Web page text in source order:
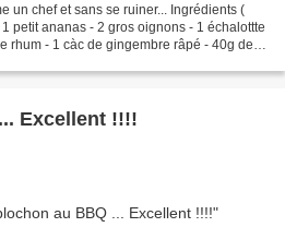
un chef et sans se ruiner... Ingrédients (
petit ananas - 2 gros oignons - 1 échalottte
rhum - 1 càc de gingembre râpé - 40g de
Excellent !!!!